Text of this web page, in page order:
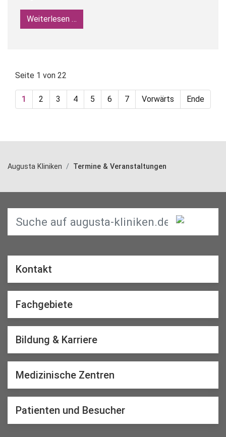
Weiterlesen …
Seite 1 von 22
1 2 3 4 5 6 7 Vorwärts Ende
Augusta Kliniken Termine & Veranstaltungen
Kontakt
Fachgebiete
Bildung & Karriere
Medizinische Zentren
Patienten und Besucher